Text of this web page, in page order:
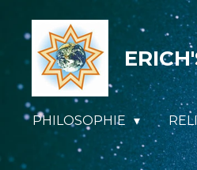
Hauptinhalt
springen
PHILOSOPHIE